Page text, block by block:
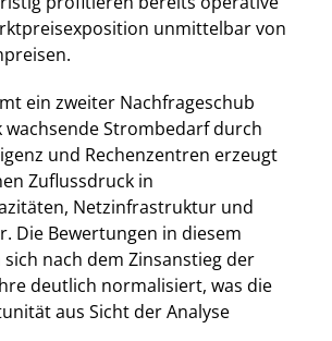
unmittelbar von
ein zweiter Nachfrageschub
wachsende Strombedarf durch
und Rechenzentren erzeugt
Zuflussdruck in
Netzinfrastruktur und
Die Bewertungen in diesem
nach dem Zinsanstieg der
deutlich normalisiert, was die
aus Sicht der Analyse